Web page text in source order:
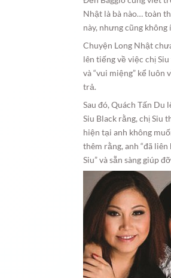
Nhật là bà nào… toàn
này, nhưng cũng
Chuyện Long Nhật
lên tiếng về việc chị
và “vui miệng” kể luôn
trả.
Sau đó, Quách Tấn
Siu Black rằng, chị Siu
hiện tại anh không
thêm rằng, anh “đã
Siu” và sẵn sàng giúp